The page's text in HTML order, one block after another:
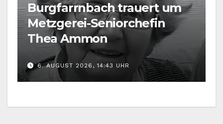
Burgfarrnbach trauert um
Metzgerei-Seniorchefin
Thea Ammon
6. AUGUST 2026, 14:43 UHR